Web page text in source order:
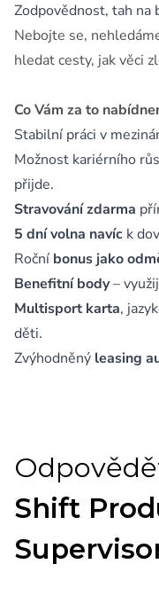
Zodpovědnost, tah na
Nebojte se,
hledat cesty, jak věci
Co Vám za to
Stabilní práci v
Možnost kariérního
přijde.
Stravování zdarma
5 dní volna navíc k
Ročníbonus jako
Benefitní body–
Multisport karta,
děti.
Zvýhodněný leasing